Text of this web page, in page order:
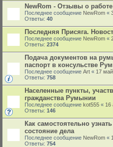
NewRom - Отзывы о работе
Последнее сообщение NewRom «
Ответы: 40
Последняя Присяга.
Последнее сообщение NewRom «
Ответы: 2374
Подача документов на
паспорт в консульстве
Последнее сообщение Art « 17
Ответы: 758
Населенные пункты,
гражданства Румынии
Последнее сообщение kot555 « 16
Ответы: 146
Как самостоятельно
состояние дела
Последнее сообщение NewRom «
Ответы: 754